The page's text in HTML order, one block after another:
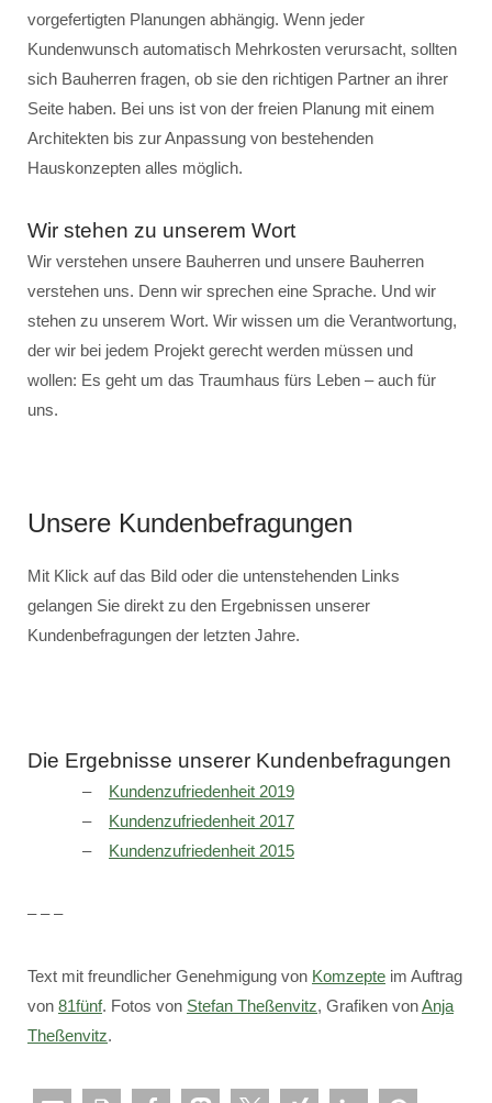
vorgefertigten Planungen abhängig. Wenn jeder
Kundenwunsch automatisch Mehrkosten verursacht, sollten
sich Bauherren fragen, ob sie den richtigen Partner an ihrer
Seite haben. Bei uns ist von der freien Planung mit einem
Architekten bis zur Anpassung von bestehenden
Hauskonzepten alles möglich.
Wir stehen zu unserem Wort
Wir verstehen unsere Bauherren und unsere Bauherren
verstehen uns. Denn wir sprechen eine Sprache. Und wir
stehen zu unserem Wort. Wir wissen um die Verantwortung,
der wir bei jedem Projekt gerecht werden müssen und
wollen: Es geht um das Traumhaus fürs Leben – auch für
uns.
Unsere Kundenbefragungen
Mit Klick auf das Bild oder die untenstehenden Links
gelangen Sie direkt zu den Ergebnissen unserer
Kundenbefragungen der letzten Jahre.
Die Ergebnisse unserer Kundenbefragungen
Kundenzufriedenheit 2019
Kundenzufriedenheit 2017
Kundenzufriedenheit 2015
– – –
Text mit freundlicher Genehmigung von Komzepte im Auftrag
von 81fünf. Fotos von Stefan Theßenvitz, Grafiken vonAnja
Theßenvitz.